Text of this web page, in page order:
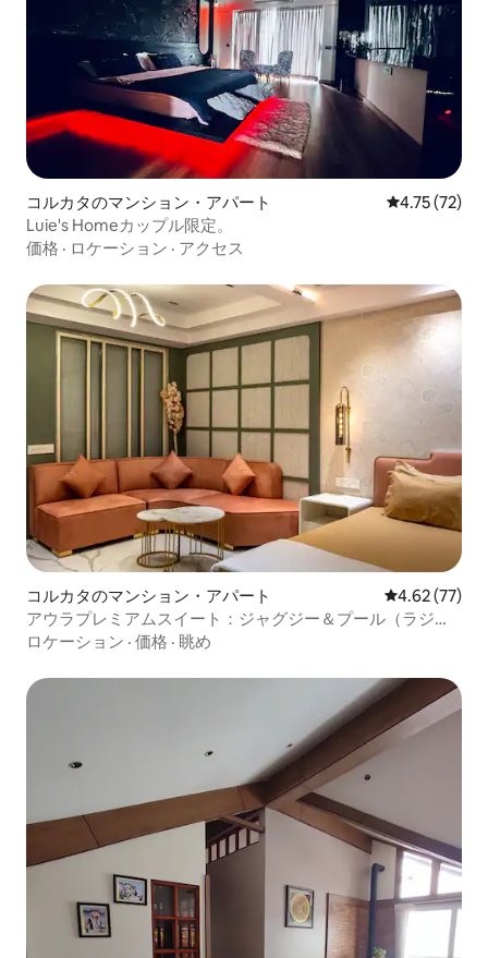
コルカタのマンション・アパート レビュー72
4.75 (72)
Luie's Homeカップル限定。
価格 · ロケーション · アクセス
コルカタのマンション・アパート レビュー77
4.62 (77)
アウラプレミアムスイート：ジャグジー＆プール（ラジャ
ルハット）
ロケーション · 価格 · 眺め